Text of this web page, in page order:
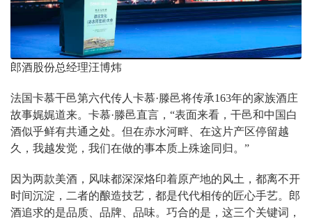
郎酒股份总经理汪博炜
法国卡慕干邑第六代传人卡慕·滕邑将传承163年的家族酒庄
故事娓娓道来。卡慕·滕邑直言，“表面来看，干邑和中国白
酒似乎鲜有共通之处。但在赤水河畔、在这片产区停留越
久，我越发觉，我们在做的事本质上殊途同归。”
因为两款美酒，风味都深深烙印着原产地的风土，都离不开
时间沉淀，二者的酿造技艺，都是代代相传的匠心手艺。郎
酒追求的是品质、品牌、品味。巧合的是，这三个关键词，